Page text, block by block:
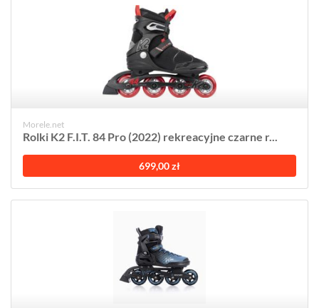
Morele.net
Rolki K2 F.I.T. 84 Pro (2022) rekreacyjne czarne r...
699,00 zł